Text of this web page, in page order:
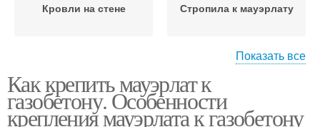
Кровли на стене Стропила к мауэрлату
стене
армопояса
Показать все
Как крепить мауэрлат к
газобетону. Особенности
крепления мауэрлата к газобетону